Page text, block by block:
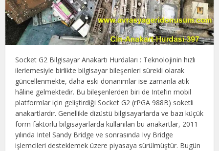
Socket G2 Bilgisayar Anakartı Hurdaları : Teknolojinin hızlı
ilerlemesiyle birlikte bilgisayar bileşenleri sürekli olarak
güncellenmekte, daha eski donanımlar ise zamanla atık
hâline gelmektedir. Bu bileşenlerden biri de Intel’in mobil
platformlar için geliştirdiği Socket G2 (rPGA 988B) soketli
anakartlardır. Genellikle dizüstü bilgisayarlarda ve bazı küçük
form faktörlü bilgisayarlarda kullanılan bu anakartlar, 2011
yılında Intel Sandy Bridge ve sonrasında Ivy Bridge
işlemcileri desteklemek üzere piyasaya sürülmüştür. Bugün